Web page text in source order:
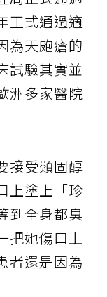
正式通過適
為天皰瘡的
試驗其實並
洲多家醫院
接受類固醇
上塗上「珍
到全身都臭
把她傷口上
者還是因為